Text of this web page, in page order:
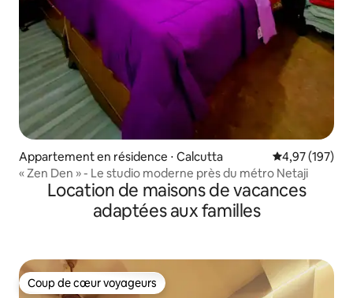
Appartement en résidence ⋅ Calcutta Évaluation
4,97 (197)
« Zen Den » - Le studio moderne près du métro Netaji
Location de maisons de vacances
adaptées aux familles
Coup de cœur voyageurs
Coup de cœur voyageurs